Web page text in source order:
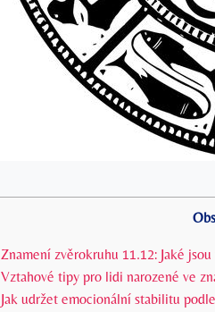
Znamení zvěrokruhu 11.12: Jaké
Vztahové tipy pro lidi narozené ve
Jak udržet emocionální stabilitu